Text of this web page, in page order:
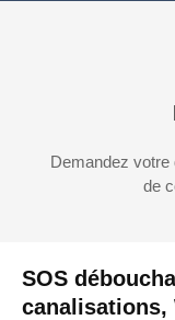
SOS
canalisations,
Demandez votre
de